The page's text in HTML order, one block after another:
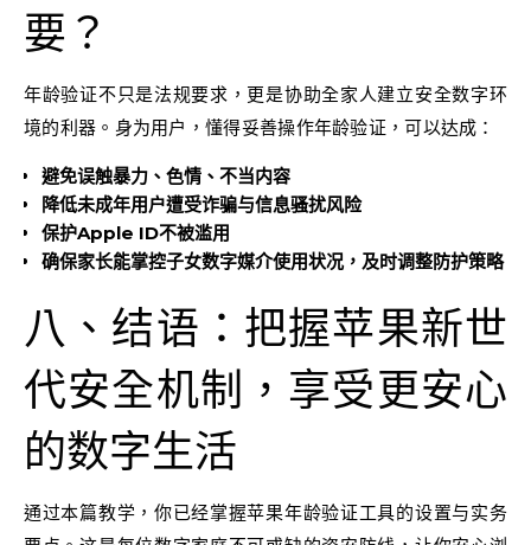
要？
年龄验证不只是法规要求，更是协助全家人建立安全数字环
境的利器。身为用户，懂得妥善操作年龄验证，可以达成：
避免误触暴力、色情、不当内容
降低未成年用户遭受诈骗与信息骚扰风险
保护Apple ID不被滥用
确保家长能掌控子女数字媒介使用状况，及时调整防护策略
八、结语：把握苹果新世
代安全机制，享受更安心
的数字生活
通过本篇教学，你已经掌握苹果年龄验证工具的设置与实务